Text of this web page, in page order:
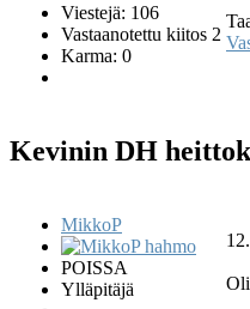
Viestejä: 106
Vastaanotettu kiitos 2
Karma: 0
Kevinin DH
MikkoP
POISSA
Ylläpitäjä